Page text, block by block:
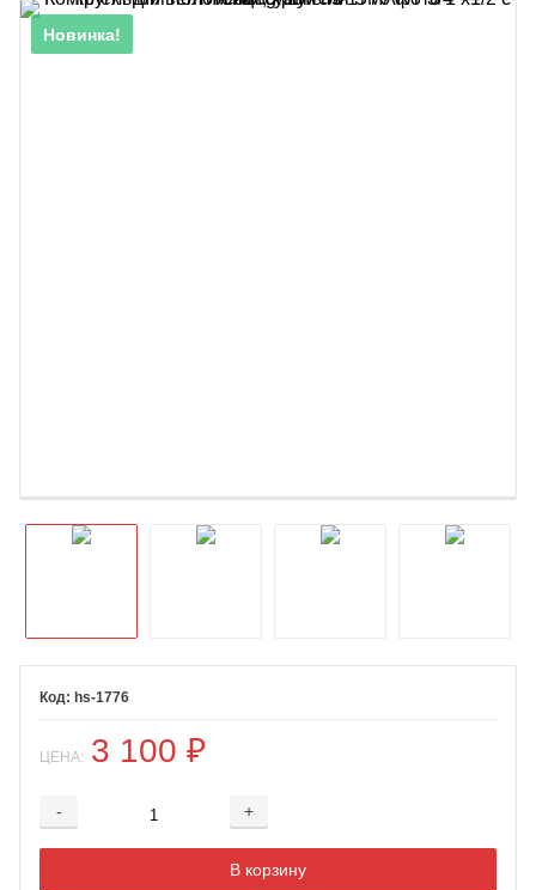
Новинка!
hs-1776
ЦЕНА: 3 100 ₽
- +
Добавляется...
В корзину
Добавлен